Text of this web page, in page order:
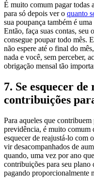
É muito comum pagar todas
para só depois ver o quanto
sua poupança também é
Então, faça suas contas, seu
consegue poupar todo mês.
não espere até o final do
nada e você, sem perceber,
obrigação mensal tão
7. Se esquecer
contribuições
Para aqueles que
previdência, é muito
esquecer de reajustá-lo com
vir desacompanhados de
quando, uma vez por ano
contribuições para seu plano
pagando proporcionalmente